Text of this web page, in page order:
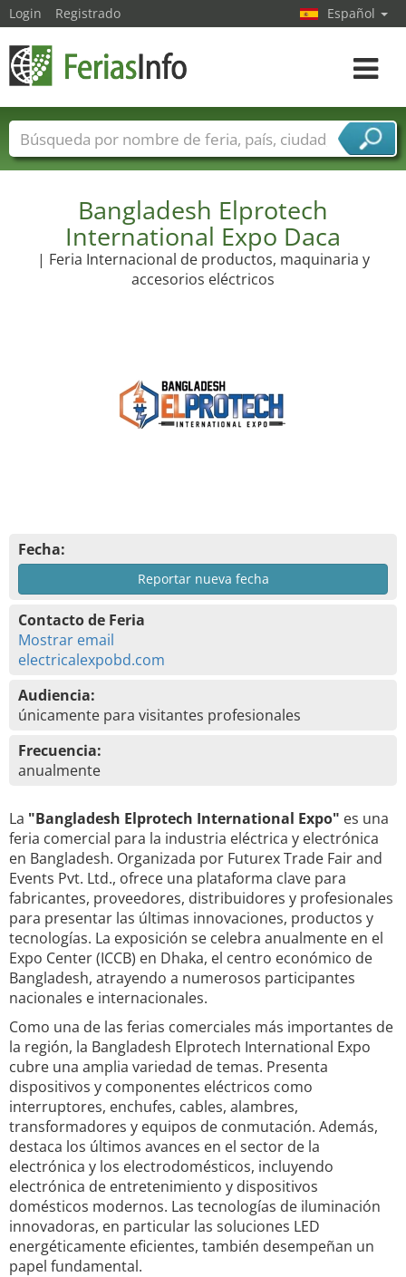
Bangladesh Elprotech
International Expo Daca
| Feria Internacional de productos, maquinaria y
accesorios eléctricos
Fecha:
Reportar nueva fecha
Contacto de Feria
Mostrar email
electricalexpobd.com
Audiencia:
únicamente para visitantes profesionales
Frecuencia:
anualmente
La "Bangladesh Elprotech International Expo" es una
feria comercial para la industria eléctrica y electrónica
en Bangladesh. Organizada por Futurex Trade Fair and
Events Pvt. Ltd., ofrece una plataforma clave para
fabricantes, proveedores, distribuidores y profesionales
para presentar las últimas innovaciones, productos y
tecnologías. La exposición se celebra anualmente en el
Expo Center (ICCB) en Dhaka, el centro económico de
Bangladesh, atrayendo a numerosos participantes
nacionales e internacionales.
Como una de las ferias comerciales más importantes de
la región, la Bangladesh Elprotech International Expo
cubre una amplia variedad de temas. Presenta
dispositivos y componentes eléctricos como
interruptores, enchufes, cables, alambres,
transformadores y equipos de conmutación. Además,
destaca los últimos avances en el sector de la
electrónica y los electrodomésticos, incluyendo
electrónica de entretenimiento y dispositivos
domésticos modernos. Las tecnologías de iluminación
innovadoras, en particular las soluciones LED
energéticamente eficientes, también desempeñan un
papel fundamental.
Login Registrado Español
toggle
Nombres de ferias Países
Ciudades
Sectores de proveedor de servicios